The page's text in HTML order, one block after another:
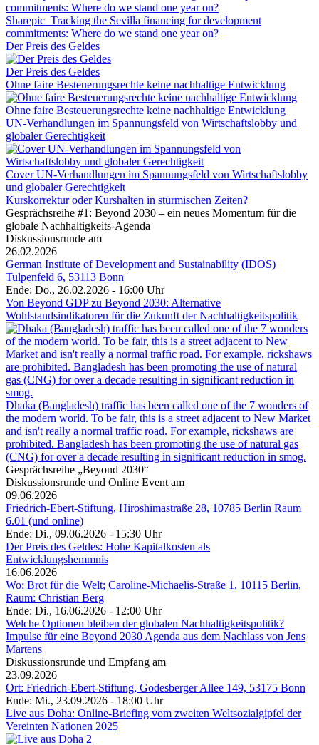
Sharepic_Tracking the Sevilla financing for development
commitments: Where do we stand one year on?
Der Preis des Geldes
Der Preis des Geldes
Ohne faire Besteuerungsrechte keine nachhaltige Entwicklung
Ohne faire Besteuerungsrechte keine nachhaltige Entwicklung
UN-Verhandlungen im Spannungsfeld von Wirtschaftslobby und
globaler Gerechtigkeit
Cover UN-Verhandlungen im Spannungsfeld von Wirtschaftslobby
und globaler Gerechtigkeit
Kurskorrektur oder Kurshalten in stürmischen Zeiten?
Gesprächsreihe #1: Beyond 2030 – ein neues Momentum für die
globale Nachhaltigkeits-Agenda
Diskussionsrunde am
26.02.2026
German Institute of Development and Sustainability (IDOS)
Tulpenfeld 6, 53113 Bonn
Ende: Do., 26.02.2026 - 16:00 Uhr
Von Beyond GDP zu Beyond 2030: Alternative
Wohlstandsindikatoren für die Zukunft der Nachhaltigkeitspolitik
Dhaka (Bangladesh) traffic has been called one of the 7 wonders of
the modern world. To be fair, this is a street adjacent to New Market
and isn't really a normal traffic road. For example, rickshaws are
prohibited. Bangladesh has been promoting the use of natural gas
(CNG) for over a decade resulting in significant reduction in smog.
Gesprächsreihe „Beyond 2030“
Diskussionsrunde und Online Event am
09.06.2026
Friedrich-Ebert-Stiftung, Hiroshimastraße 28, 10785 Berlin Raum
6.01 (und online)
Ende: Di., 09.06.2026 - 15:30 Uhr
Der Preis des Geldes: Hohe Kapitalkosten als
Entwicklungshemmnis
16.06.2026
Wo: Brot für die Welt; Caroline-Michaelis-Straße 1, 10115 Berlin,
Raum: Christian Berg
Ende: Di., 16.06.2026 - 12:00 Uhr
Welche Optionen bleiben der globalen Nachhaltigkeitspolitik?
Impulse für eine Beyond 2030 Agenda aus dem Nachlass von Jens
Martens
Diskussionsrunde und Empfang am
23.09.2026
Ort: Friedrich-Ebert-Stiftung, Godesberger Allee 149, 53175 Bonn
Ende: Mi., 23.09.2026 - 18:00 Uhr
Live aus Doha: Online-Briefing vom zweiten Weltsozialgipfel der
Vereinten Nationen 2025